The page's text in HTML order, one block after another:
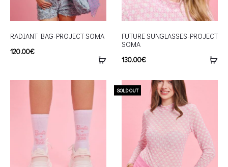
RADIANT BAG-PROJECT SOMA
120.00€
FUTURE SUNGLASSES-PROJECT
SOMA
130.00€
SOLD OUT